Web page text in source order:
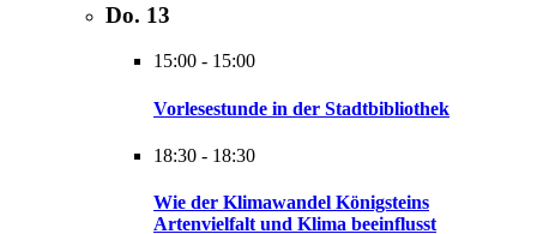
Do. 13
15:00 - 15:00
Vorlesestunde in der Stadtbibliothek
18:30 - 18:30
Wie der Klimawandel Königsteins
Artenvielfalt und Klima beeinflusst